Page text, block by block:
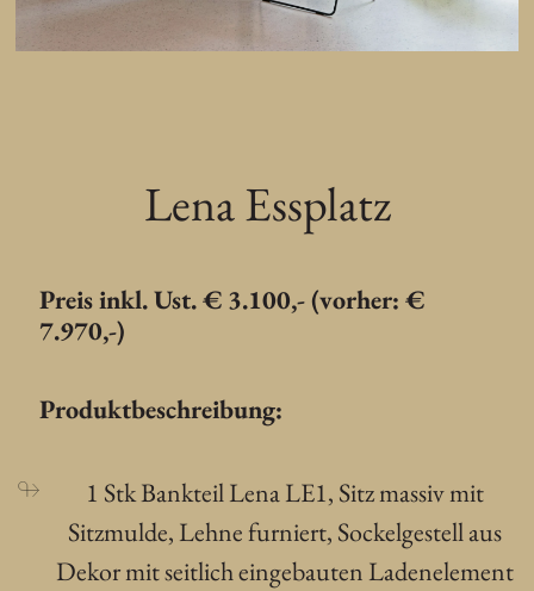
Lena Essplatz
Preis inkl. Ust. € 3.100,- (vorher: €
7.970,-)
Produktbeschreibung:
1 Stk Bankteil Lena LE1, Sitz massiv mit
Sitzmulde, Lehne furniert, Sockelgestell aus
Dekor mit seitlich eingebauten Ladenelement